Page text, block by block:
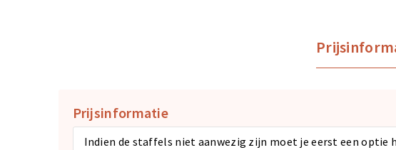
Prijsinformatie
Indien de staffels niet aanwezig zijn moet je eerst een optie